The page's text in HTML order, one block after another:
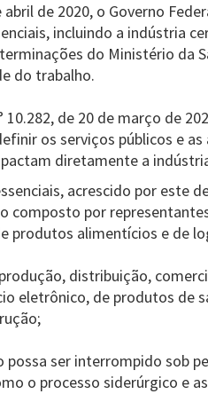
de 2020, o Governo
incluindo a indústria
do Ministério da
do trabalho.
de 20 de março de
os serviços públicos e
diretamente a
acrescido por este
composto por
produtos alimentícios e de
distribuição,
eletrônico, de produtos de
ser interrompido sob
o processo siderúrgico e